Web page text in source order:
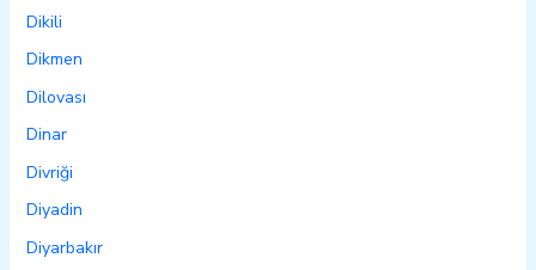
Dikili
Dikmen
Dilovası
Dinar
Divriği
Diyadin
Diyarbakır